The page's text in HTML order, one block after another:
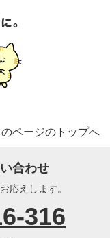
のページのトップへ
合わせ
応えします。
316